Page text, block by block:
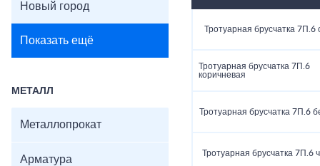
Новый город
Показать ещё
МЕТАЛЛ
Металлопрокат
Арматура
Тротуарная брусчатка 7П.6
Тротуарная брусчатка 7П.6
коричневая
Тротуарная брусчатка 7П.6
Тротуарная брусчатка 7П.6